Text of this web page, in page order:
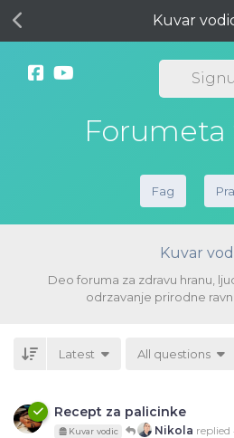
Fag
Kuvar
Deo foruma za zdravu hranu,
odrzavanje prirodne
Kuvar
Latest All questions
Recept za palicinke
Kuvar vodic Nikola replied